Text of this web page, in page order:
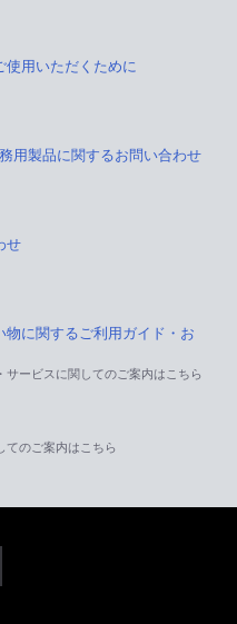
使用いただくために
用製品に関するお問い合わせ
せ
物に関するご利用ガイド・お
サービスに関してのご案内はこちら
てのご案内はこちら